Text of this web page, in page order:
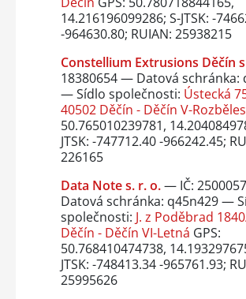
14.216196099286; S-JTSK: -
-964630.80; RUIAN: 25938215
Constellium Extrusions Děčín
18380654 — Datová schránka:
— Sídlo společnosti: Ústecká
40502 Děčín - Děčín V-
50.765010239781,
JTSK: -747712.40 -966242.45;
226165
Data Note s. r. o.— IČ:
Datová schránka: q45n429 —
společnosti: J. z Poděbrad
Děčín - Děčín VI-Letná GPS:
50.768410474738,
JTSK: -748413.34 -965761.93;
25995626